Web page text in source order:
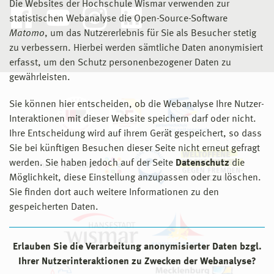
Die Websites der Hochschule Wismar verwenden zur
statistischen Webanalyse die Open-Source-Software
Matomo, um das Nutzererlebnis für Sie als Besucher stetig
zu verbessern. Hierbei werden sämtliche Daten anonymisiert
erfasst, um den Schutz personenbezogener Daten zu
gewährleisten.
Sie können hier entscheiden, ob die Webanalyse Ihre Nutzer-
Interaktionen mit dieser Website speichern darf oder nicht.
Ihre Entscheidung wird auf ihrem Gerät gespeichert, so dass
Sie bei künftigen Besuchen dieser Seite nicht erneut gefragt
werden. Sie haben jedoch auf der Seite Datenschutz die
Möglichkeit, diese Einstellung anzupassen oder zu löschen.
Sie finden dort auch weitere Informationen zu den
gespeicherten Daten.
Erlauben Sie die Verarbeitung anonymisierter Daten bzgl.
Ihrer Nutzerinteraktionen zu Zwecken der Webanalyse?
Rostock
Kontakt
03841 753–7403
sebastian.voelkel@hs-wismar.de
Beschleunigung von diskret-ereignisorientierten
Simulationsstudien unter Verwendung des DEVS-
Formalismus auf HPC-Systemen
Betreuung
Prof. Dr.-Ing. Torsten Jeinsch, Universität Rostock
Kontakt
03841 753–7934
david.jammer@hs-wismar.de
Steffen Lack
Forschungsthema
Automatisierung manuell geprägter Ernteprozesse durch
Kontakt
03841 753–7716
ivo.opitz@hs-wismar.de
Luca Lass
M. Eng.
Forschungsthema
Hohe Melanisierung von Dark Septate Endophytes: ein
vorteilhaftes Merkmal für Pflanzenbesiedlung und
Stresstoleranz
Betreuung
Prof. Dr. rer. nat. Falk Hillmann, Hochschule Wismar
N/A